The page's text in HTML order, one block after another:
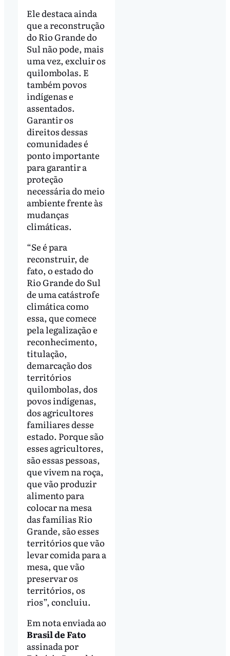
Ele destaca ainda
que a reconstrução
do Rio Grande do
Sul não pode, mais
uma vez, excluir os
quilombolas. E
também povos
indígenas e
assentados.
Garantir os
direitos dessas
comunidades é
ponto importante
para garantir a
proteção
necessária do meio
ambiente frente às
mudanças
climáticas.
“Se é para
reconstruir, de
fato, o estado do
Rio Grande do Sul
de uma catástrofe
climática como
essa, que comece
pela legalização e
reconhecimento,
titulação,
demarcação dos
territórios
quilombolas, dos
povos indígenas,
dos agricultores
familiares desse
estado. Porque são
esses agricultores,
são essas pessoas,
que vivem na roça,
que vão produzir
alimento para
colocar na mesa
das famílias Rio
Grande, são esses
territórios que vão
levar comida para a
mesa, que vão
preservar os
territórios, os
rios”, concluiu.
Em nota enviada ao
Brasil de Fato
assinada por